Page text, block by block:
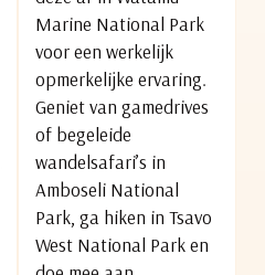
Marine National Park
voor een werkelijk
opmerkelijke ervaring.
Geniet van gamedrives
of begeleide
wandelsafari’s in
Amboseli National
Park, ga hiken in Tsavo
West National Park en